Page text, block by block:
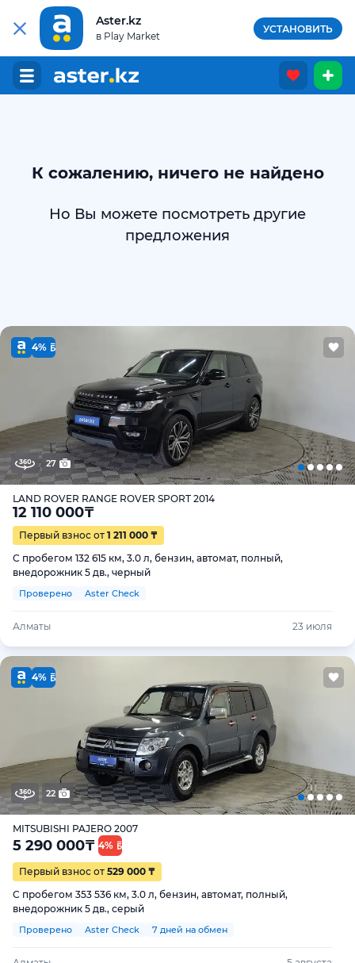
Aster.kz
в Play Market
УСТАНОВИТЬ
К сожалению, ничего не найдено
Но Вы можете посмотреть другие
предложения
4%
27
LAND ROVER RANGE ROVER SPORT 2014
12 110 000₸
Первый взнос от 1 211 000 ₸
С пробегом 132 615 км, 3.0 л, бензин, автомат, полный,
внедорожник 5 дв., черный
Проверено Aster Check
Алматы 23 июля
4%
22
MITSUBISHI PAJERO 2007
5 290 000₸ 4%
Первый взнос от 529 000 ₸
С пробегом 353 536 км, 3.0 л, бензин, автомат, полный,
внедорожник 5 дв., серый
Проверено Aster Check 7 дней на обмен